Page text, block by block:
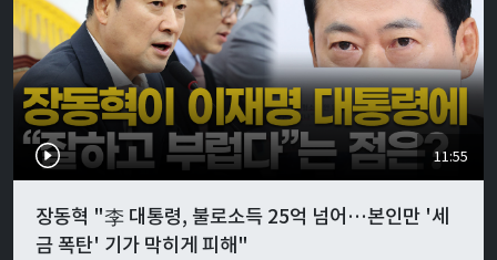
11:55
장동혁 "李 대통령, 불로소득 25억 넘어…본인만 '세
금 폭탄' 기가 막히게 피해"